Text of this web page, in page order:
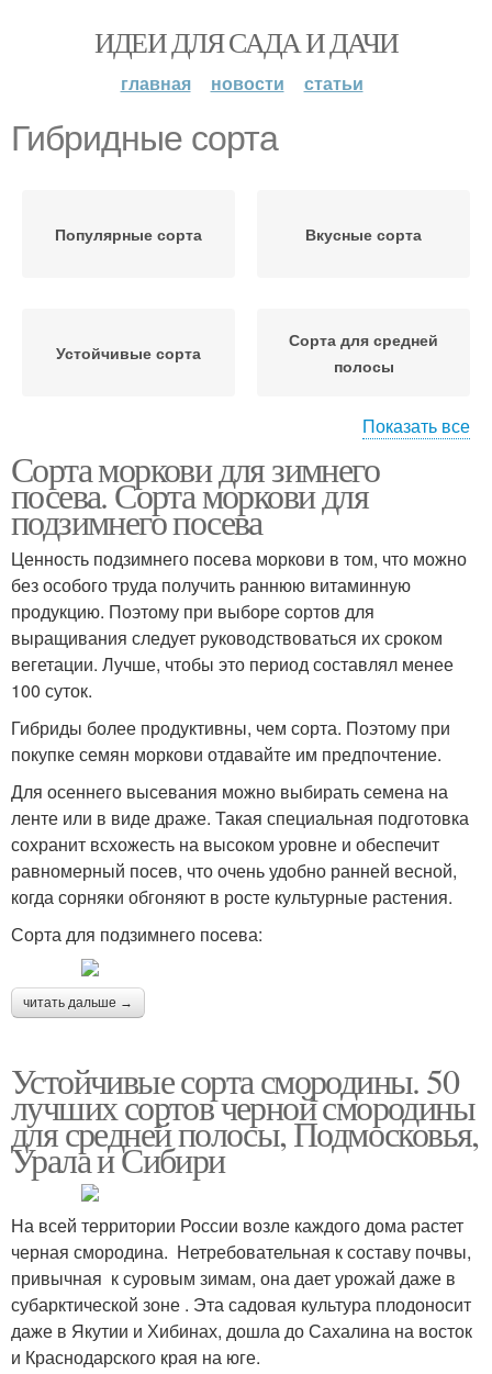
ИДЕИ ДЛЯ САДА И ДАЧИ
главная новости статьи
Гибридные сорта
Популярные сорта Вкусные сорта
Устойчивые сорта
Сорта для средней
полосы
Крупноплодные сорта Крупные сорта
Показать все
Сорта моркови для зимнего
посева. Сорта моркови для
подзимнего посева
Ценность подзимнего посева моркови в том, что можно
без особого труда получить раннюю витаминную
продукцию. Поэтому при выборе сортов для
выращивания следует руководствоваться их сроком
вегетации. Лучше, чтобы это период составлял менее
100 суток.
Гибриды более продуктивны, чем сорта. Поэтому при
покупке семян моркови отдавайте им предпочтение.
Для осеннего высевания можно выбирать семена на
ленте или в виде драже. Такая специальная подготовка
сохранит всхожесть на высоком уровне и обеспечит
равномерный посев, что очень удобно ранней весной,
когда сорняки обгоняют в росте культурные растения.
Сорта для подзимнего посева:
читать дальше →
Устойчивые сорта смородины. 50
лучших сортов черной смородины
для средней полосы, Подмосковья,
Урала и Сибири
На всей территории России возле каждого дома растет
черная смородина. Нетребовательная к составу почвы,
привычная к суровым зимам, она дает урожай даже в
субарктической зоне . Эта садовая культура плодоносит
даже в Якутии и Хибинах, дошла до Сахалина на восток
и Краснодарского края на юге.